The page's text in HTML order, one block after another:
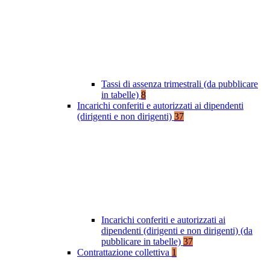
Tassi di assenza trimestrali (da pubblicare
in tabelle) 8
Incarichi conferiti e autorizzati ai dipendenti
(dirigenti e non dirigenti) 37
Incarichi conferiti e autorizzati ai
dipendenti (dirigenti e non dirigenti) (da
pubblicare in tabelle) 37
Contrattazione collettiva 1